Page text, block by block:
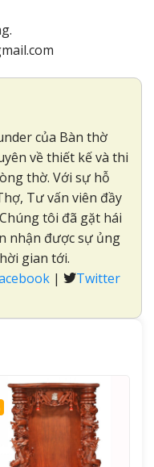
của Bàn thờ
về thiết kế và thi
thờ. Với sự hỗ
Tư vấn viên đầy
tôi đã gặt hái
nhận được sự ủng
gian tới.
| Twitter